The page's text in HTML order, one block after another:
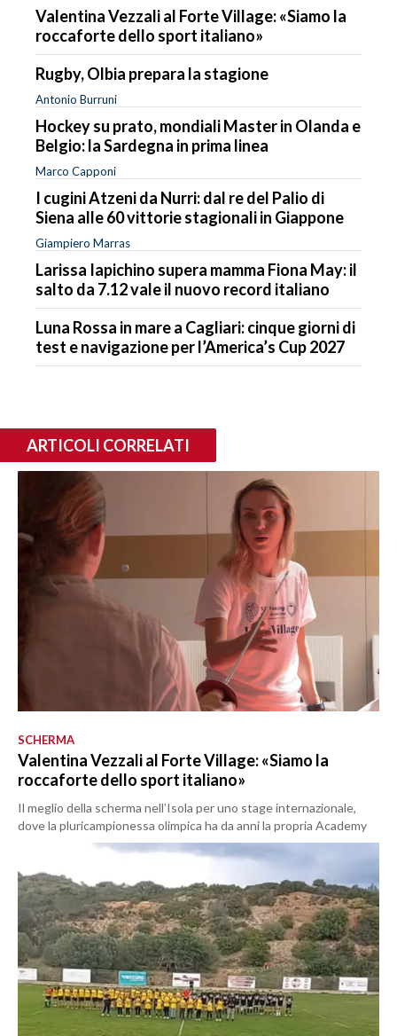
Valentina Vezzali al Forte Village: «Siamo la
roccaforte dello sport italiano»
Rugby, Olbia prepara la stagione
Antonio Burruni
Hockey su prato, mondiali Master in Olanda e
Belgio: la Sardegna in prima linea
Marco Capponi
I cugini Atzeni da Nurri: dal re del Palio di
Siena alle 60 vittorie stagionali in Giappone
Giampiero Marras
Larissa Iapichino supera mamma Fiona May: il
salto da 7.12 vale il nuovo record italiano
Luna Rossa in mare a Cagliari: cinque giorni di
test e navigazione per l’America’s Cup 2027
ARTICOLI CORRELATI
SCHERMA
Valentina Vezzali al Forte Village: «Siamo la
roccaforte dello sport italiano»
Il meglio della scherma nell’Isola per uno stage internazionale,
dove la pluricampionessa olimpica ha da anni la propria Academy